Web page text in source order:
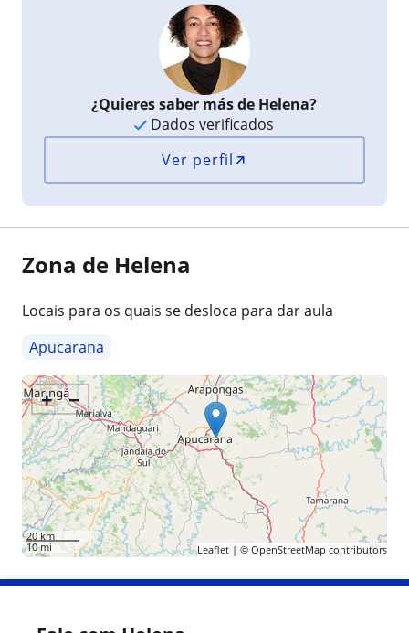
¿Quieres saber más de Helena?
Dados verificados
Ver perfil
Zona de Helena
Locais para os quais se desloca para dar aula
Apucarana
+ −
20 km
10 mi
Leaflet| © OpenStreetMap contributors